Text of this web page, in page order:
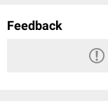
Feedback